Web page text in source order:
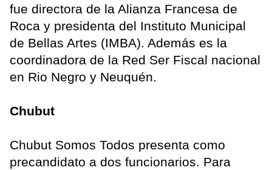
fue directora de la Alianza Francesa de
Roca y presidenta del Instituto Municipal
de Bellas Artes (IMBA). Además es la
coordinadora de la Red Ser Fiscal nacional
en Rio Negro y Neuquén.
Chubut
Chubut Somos Todos presenta como
precandidato a dos funcionarios. Para